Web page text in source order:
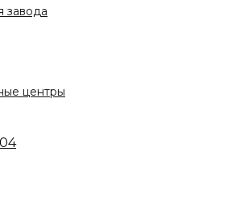
завода
центры